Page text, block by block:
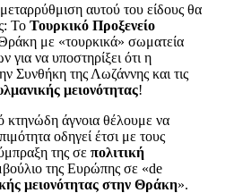
αυτού του είδους θα
Το Τουρκικό Προξενείο
με «τουρκικά» σωματεία
για να υποστηρίξει ότι η
Συνθήκη της Λωζάννης και τις
μειονότητας!
άγνοια θέλουμε να
οδηγεί έτσι με τους
της σε πολιτική
της Ευρώπης σε «de
μειονότητας στην Θράκη».